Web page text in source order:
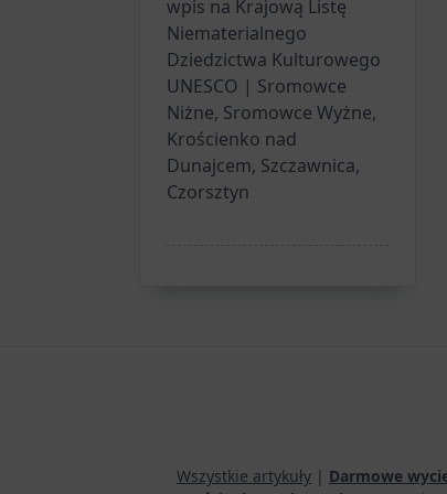
wpis na Krajową Listę
Niematerialnego
Dziedzictwa Kulturowego
UNESCO | Sromowce
Niżne, Sromowce Wyżne,
Krościenko nad
Dunajcem, Szczawnica,
Czorsztyn
Wszystkie artykuły | Darmowe